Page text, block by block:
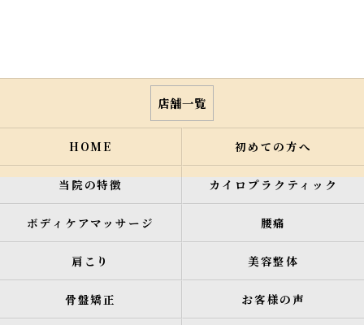
店舗一覧
HOME 初めての方へ
当院の特徴 カイロプラクティック
ボディケアマッサージ 腰痛
肩こり 美容整体
骨盤矯正 お客様の声